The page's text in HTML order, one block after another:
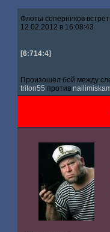
Флоты соперников
12.02.2012 в 16:08:43
[6:714:4]
Произошёл бой между
triton55 против